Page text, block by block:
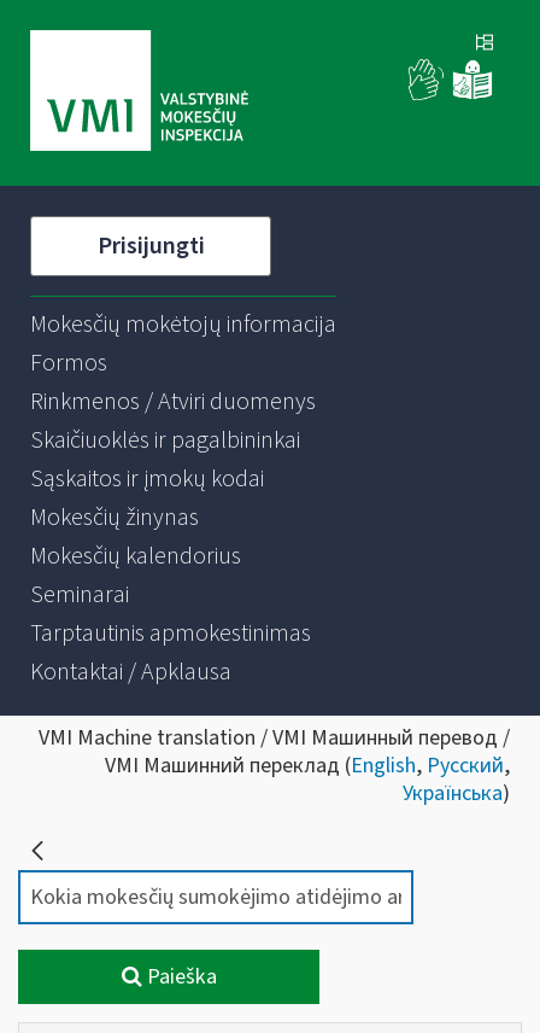
Prisijungti
Mokesčių mokėtojų informacija
Formos
Rinkmenos / Atviri duomenys
Skaičiuoklės ir pagalbininkai
Sąskaitos ir įmokų kodai
Mokesčių žinynas
Mokesčių kalendorius
Seminarai
Tarptautinis apmokestinimas
Kontaktai / Apklausa
VMI Machine translation / VMI Машинный перевод /
VMI Машинний переклад (English, Русский,
Українська)
Paieška